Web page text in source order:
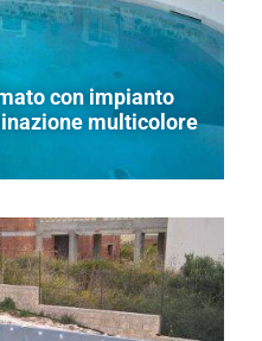
con impianto
multicolore
scesa tipo spiaggia.